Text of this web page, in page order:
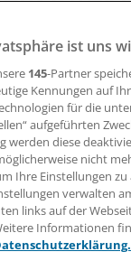
aus
Auch klinische
09:02
Kurs. Es gibt
ist uns
145-Partner
Kennungen auf
für die
aufgeführten
werden diese
nicht
Ihre Einstellungen
verwalten
links auf der
Informationen